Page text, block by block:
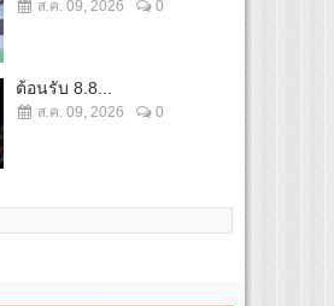
ส.ค. 09, 2026 0
ต้อนรับ 8.8...
ส.ค. 09, 2026 0